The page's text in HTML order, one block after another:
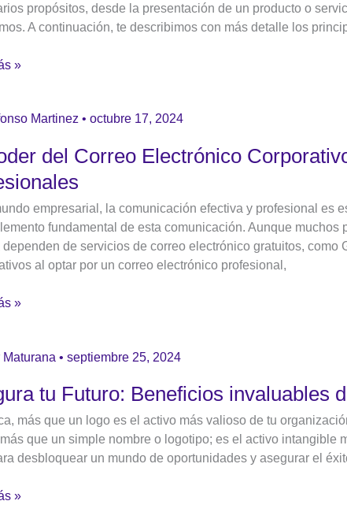
propósitos, desde la presentación de un producto o
A continuación, te describimos con más detalle los
»
Martinez • octubre 17, 2024
del Correo Electrónico
empresarial, la comunicación efectiva y profesional es
fundamental de esta comunicación. Aunque
de servicios de correo electrónico gratuitos, como
al optar por un correo electrónico profesional,
»
Maturana • septiembre 25, 2024
tu Futuro: Beneficios invaluables
más que un logo es el activo más valioso de tu
que un simple nombre o logotipo; es el activo intangible
desbloquear un mundo de oportunidades y asegurar el
»